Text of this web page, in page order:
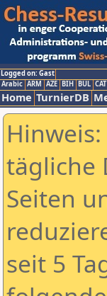
Logged on: Gast
Arabic ARM AZE BIH BUL CAT
Home TurnierDB
tägliche
Seiten
seit 5